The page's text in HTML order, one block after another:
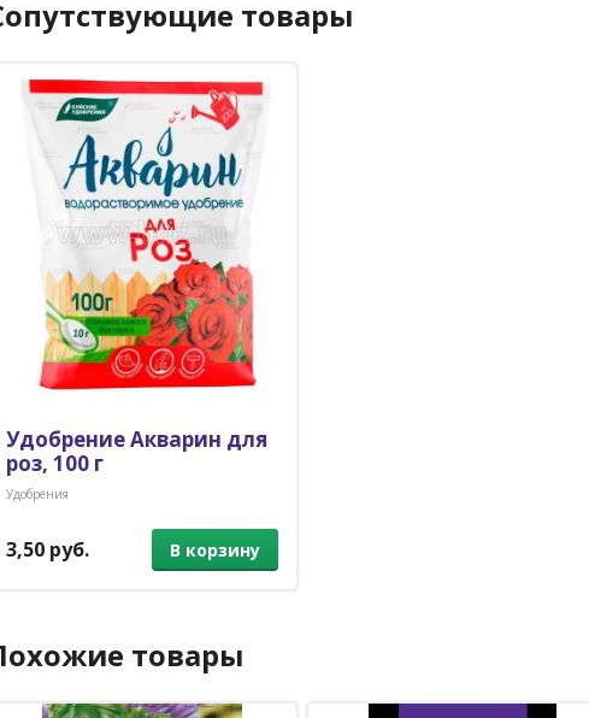
товары
Удобрение Акварин для
роз, 100 г
Удобрения
3,50 руб. В корзину
товары